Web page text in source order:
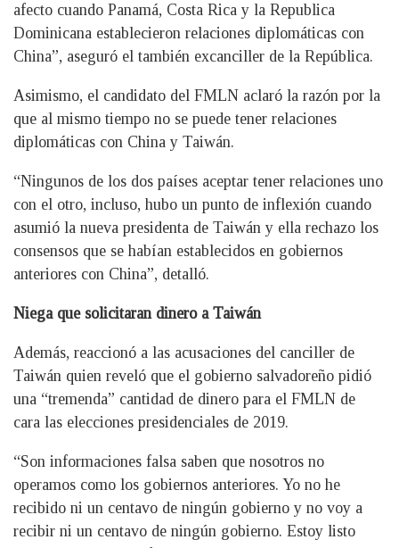
afecto cuando Panamá, Costa Rica y la Republica
Dominicana establecieron relaciones diplomáticas con
China”, aseguró el también excanciller de la República.
Asimismo, el candidato del FMLN aclaró la razón por la
que al mismo tiempo no se puede tener relaciones
diplomáticas con China y Taiwán.
“Ningunos de los dos países aceptar tener relaciones uno
con el otro, incluso, hubo un punto de inflexión cuando
asumió la nueva presidenta de Taiwán y ella rechazo los
consensos que se habían establecidos en gobiernos
anteriores con China”, detalló.
Niega que solicitaran dinero a Taiwán
Además, reaccionó a las acusaciones del canciller de
Taiwán quien reveló que el gobierno salvadoreño pidió
una “tremenda” cantidad de dinero para el FMLN de
cara las elecciones presidenciales de 2019.
“Son informaciones falsa saben que nosotros no
operamos como los gobiernos anteriores. Yo no he
recibido ni un centavo de ningún gobierno y no voy a
recibir ni un centavo de ningún gobierno. Estoy listo